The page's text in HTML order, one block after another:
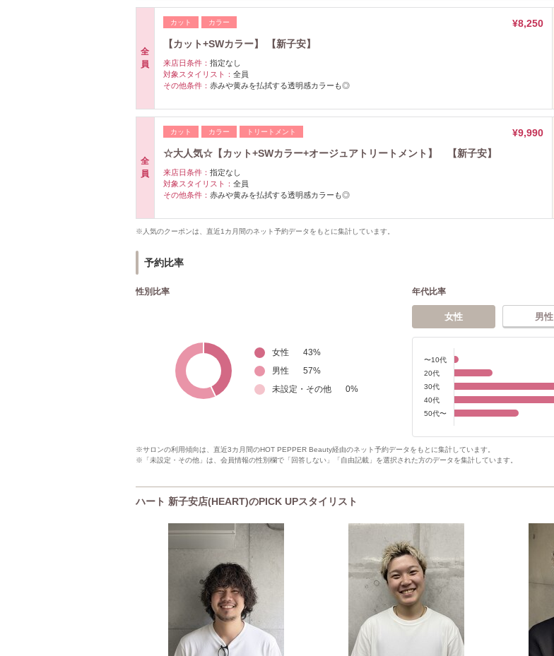
全
員
カット カラー
¥8,250
【カット+SWカラー】 【新子安】
来店日条件： 指定なし
対象スタイリスト： 全員
その他条件： 赤みや黄みを払拭する透明感カラーも◎
全
員
カット カラー トリートメント
¥9,990
☆大人気☆【カット+SWカラー+オージュアトリートメント】 【新子安】
来店日条件： 指定なし
対象スタイリスト： 全員
その他条件： 赤みや黄みを払拭する透明感カラーも◎
※人気のクーポンは、直近1カ月間のネット予約データをもとに集計しています。
予約比率
性別比率
女性 43%
男性
57%
未設定・その他
0%
年代比率
女性 男性
〜10代
20代
30代
40代
50代〜
※サロンの利用傾向は、直近3カ月間のHOT PEPPER Beauty経由のネット予約データをもとに集計しています。
※「未設定・その他」は、会員情報の性別欄で「回答しない」「自由記載」を選択された方のデータを集計しています。
ハート 新子安店(HEART)のPICK UPスタイリスト